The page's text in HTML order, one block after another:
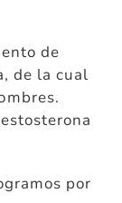
de
de la cual
por